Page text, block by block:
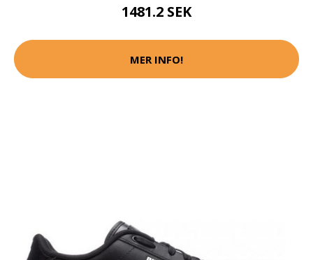
1481.2 SEK
MER INFO!